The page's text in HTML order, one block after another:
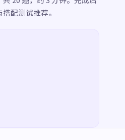
配测试推荐。